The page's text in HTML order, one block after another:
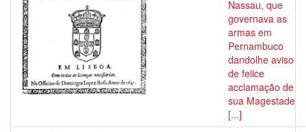
Nassau, que
governava as
armas em
Pernambuco
dandolhe aviso
de felice
acclamação de
sua Magestade
[...]